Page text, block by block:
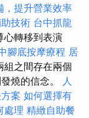
，提升營業效率
技術 台中抓龍
心轉移到表演
腳底按摩療程 居
組之間存在兩個
燒的信念。 人
案 如何選擇有
處理 精緻自助餐